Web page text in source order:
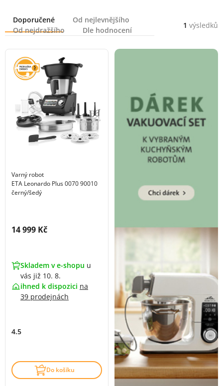
Řazení
Doporučené
Od nejlevnějšího
Od nejdražšího
Dle hodnocení
1 výsledků
Varný robot
ETA Leonardo Plus 0070 90010
černý/šedý
Cena s DPH:
14 999 Kč
Skladem v e-shopu u
vás již 10. 8.
ihned k dispozici na
39 prodejnách
4.5
Do košíku